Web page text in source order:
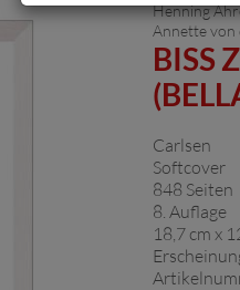
Henning
Annette von
BISS
Carlsen
Softcover
848 Seiten
8. Auflage
18,7 cm x